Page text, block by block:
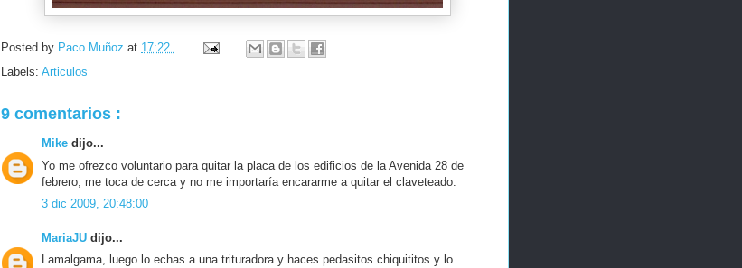
Posted by Paco Muñoz at 17:22
Labels: Articulos
9 comentarios :
Mike dijo...
Yo me ofrezco voluntario para quitar la placa de los edificios de la Avenida 28 de
febrero, me toca de cerca y no me importaría encararme a quitar el claveteado.
3 dic 2009, 20:48:00
MariaJU dijo...
Lamalgama, luego lo echas a una trituradora y haces pedasitos chiquititos y lo